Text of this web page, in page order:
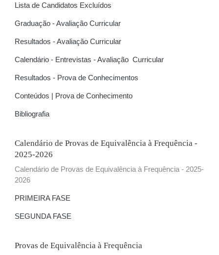
Lista de Candidatos Excluídos
Graduação - Avaliação Curricular
Resultados - Avaliação Curricular
Calendário - Entrevistas - Avaliação Curricular
Resultados - Prova de Conhecimentos
Conteúdos | Prova de Conhecimento
Bibliografia
Calendário de Provas de Equivalência à Frequência -
2025-2026
Calendário de Provas de Equivalência à Frequência - 2025-
2026
PRIMEIRA FASE
SEGUNDA FASE
Provas de Equivalência à Frequência